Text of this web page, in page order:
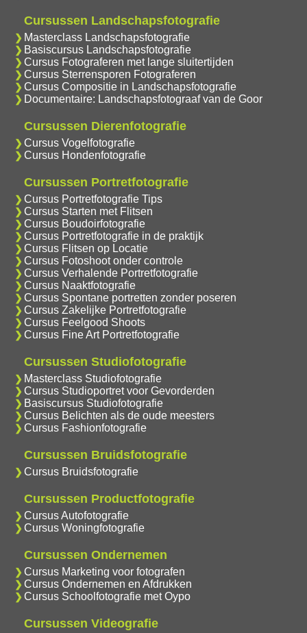
Cursussen Landschapsfotografie
Masterclass Landschapsfotografie
Basiscursus Landschapsfotografie
Cursus Fotograferen met lange sluitertijden
Cursus Sterrensporen Fotograferen
Cursus Compositie in Landschapsfotografie
Documentaire: Landschapsfotograaf van de Goor
Cursussen Dierenfotografie
Cursus Vogelfotografie
Cursus Hondenfotografie
Cursussen Portretfotografie
Cursus Portretfotografie Tips
Cursus Starten met Flitsen
Cursus Boudoirfotografie
Cursus Portretfotografie in de praktijk
Cursus Flitsen op Locatie
Cursus Fotoshoot onder controle
Cursus Verhalende Portretfotografie
Cursus Naaktfotografie
Cursus Spontane portretten zonder poseren
Cursus Zakelijke Portretfotografie
Cursus Feelgood Shoots
Cursus Fine Art Portretfotografie
Cursussen Studiofotografie
Masterclass Studiofotografie
Cursus Studioportret voor Gevorderden
Basiscursus Studiofotografie
Cursus Belichten als de oude meesters
Cursus Fashionfotografie
Cursussen Bruidsfotografie
Cursus Bruidsfotografie
Cursussen Productfotografie
Cursus Autofotografie
Cursus Woningfotografie
Cursussen Ondernemen
Cursus Marketing voor fotografen
Cursus Ondernemen en Afdrukken
Cursus Schoolfotografie met Oypo
Cursussen Videografie